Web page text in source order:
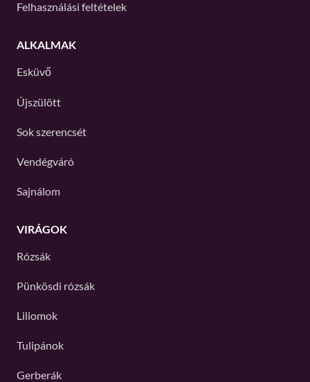
Felhasználási feltételek
ALKALMAK
Esküvő
Újszülött
Sok szerencsét
Vendégváró
Sajnálom
VIRÁGOK
Rózsák
Pünkösdi rózsák
Liliomok
Tulipánok
Gerberák